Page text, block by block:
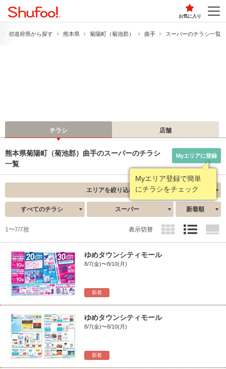
お気に入り
都道府県から探す 熊本県 菊陽町（菊池郡） 曲手 スーパーのチラシ一覧
チラシ 店舗
熊本県菊陽町（菊池郡）曲手のスーパーのチラシ
一覧
Myエリア登録で簡単
にチラシをチェック
Myエリアに登録
エリアを絞り込む
すべてのチラシ スーパー 新着順
1〜7/7枚 表示切替
新着
ゆめタウンシティモール
8/7(金)〜8/10(月)
新着
ゆめタウンシティモール
8/7(金)〜8/10(月)